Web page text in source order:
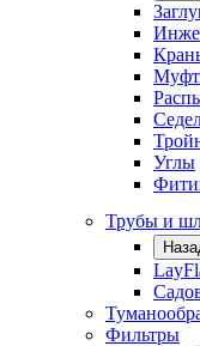
Углы
Трубы и
Фильтры